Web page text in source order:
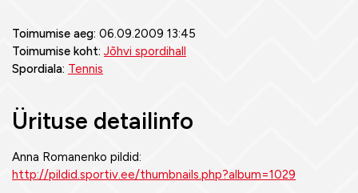
Toimumise aeg: 06.09.2009 13:45
Toimumise koht:Jõhvi spordihall
Spordiala: Tennis
Ürituse detailinfo
Anna Romanenko pildid:
http://pildid.sportiv.ee/thumbnails.php?album=1029